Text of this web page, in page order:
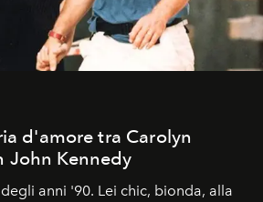
d'amore tra Carolyn
John Kennedy
anni '90. Lei chic, bionda, alla